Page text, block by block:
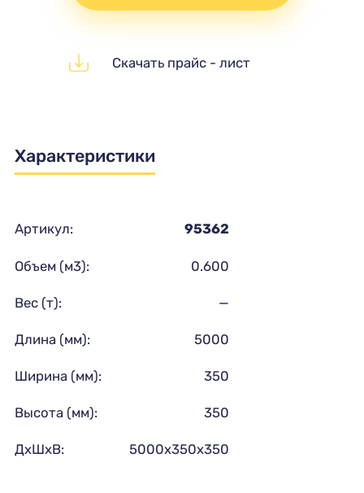
Скачать прайс - лист
Характеристики
Артикул: 95362
Объем (м3): 0.600
Вес (т): —
Длина (мм): 5000
Ширина (мм): 350
Высота (мм): 350
ДхШхВ: 5000х350х350